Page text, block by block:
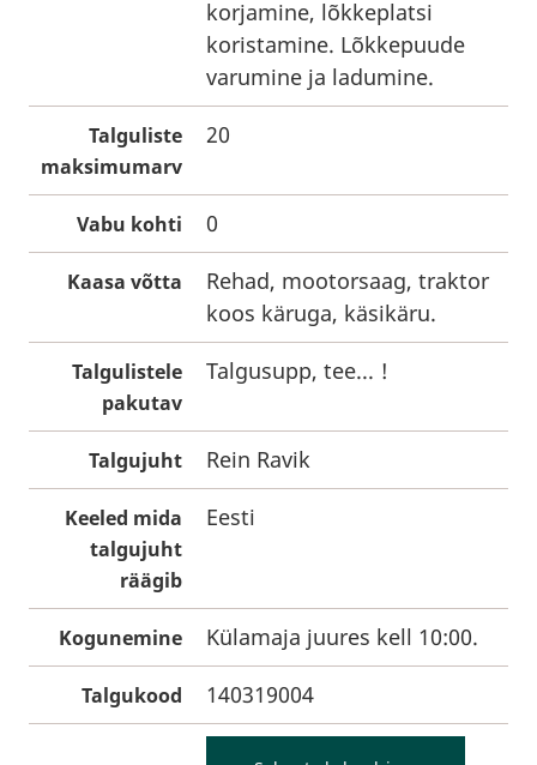
korjamine, lõkkeplatsi
koristamine. Lõkkepuude
varumine ja ladumine.
Talguliste
maksimumarv
20
Vabu kohti 0
Kaasa võtta
Rehad, mootorsaag, traktor
koos käruga, käsikäru.
Talgulistele
pakutav
Talgusupp, tee... !
Talgujuht Rein Ravik
Keeled mida
talgujuht
räägib
Eesti
Kogunemine Külamaja juures kell 10:00.
Talgukood 140319004